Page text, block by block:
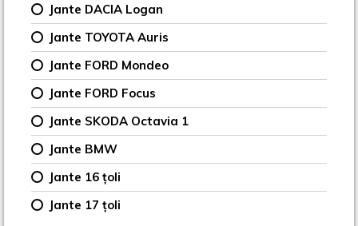
Jante DACIA Logan
Jante TOYOTA Auris
Jante FORD Mondeo
Jante FORD Focus
Jante SKODA Octavia 1
Jante BMW
Jante 16 țoli
Jante 17 țoli